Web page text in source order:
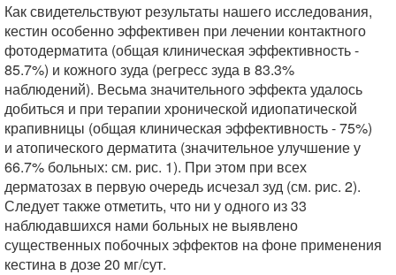
Как свидетельствуют результаты нашего исследования,
кестин особенно эффективен при лечении контактного
фотодерматита (общая клиническая эффективность -
85.7%) и кожного зуда (регресс зуда в 83.3%
наблюдений). Весьма значительного эффекта удалось
добиться и при терапии хронической идиопатической
крапивницы (общая клиническая эффективность - 75%)
и атопического дерматита (значительное улучшение у
66.7% больных: см. рис. 1). При этом при всех
дерматозах в первую очередь исчезал зуд (см. рис. 2).
Следует также отметить, что ни у одного из 33
наблюдавшихся нами больных не выявлено
существенных побочных эффектов на фоне применения
кестина в дозе 20 мг/сут.